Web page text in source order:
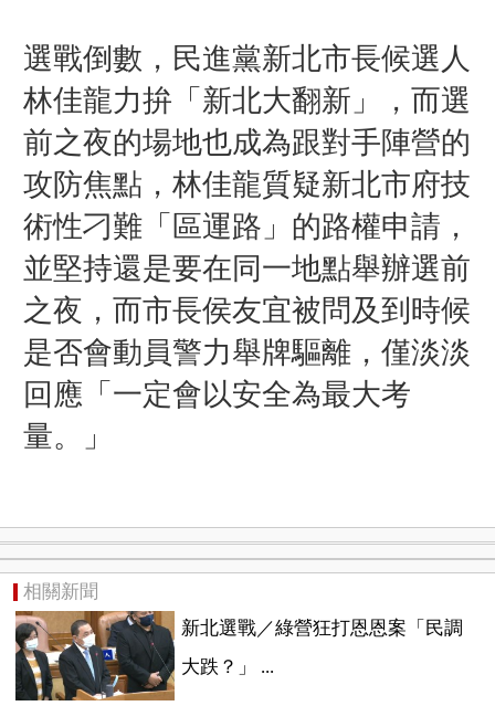
選戰倒數，民進黨新北市長候選人
林佳龍力拚「新北大翻新」，而選
前之夜的場地也成為跟對手陣營的
攻防焦點，林佳龍質疑新北市府技
術性刁難「區運路」的路權申請，
並堅持還是要在同一地點舉辦選前
之夜，而市長侯友宜被問及到時候
是否會動員警力舉牌驅離，僅淡淡
回應「一定會以安全為最大考
量。」
相關新聞
新北選戰／綠營狂打恩恩案「民調
大跌？」 ...